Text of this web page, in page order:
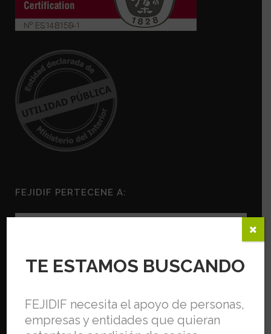
FEJIDIF PERTECENE A:
TE ESTAMOS BUSCANDO
FEJIDIF necesita el apoyo de personas,
empresas y entidades que quieran